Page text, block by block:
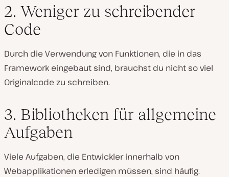
2. Weniger zu schreibender
Code
Durch die Verwendung von Funktionen, die in das
Framework eingebaut sind, brauchst du nicht so viel
Originalcode zu schreiben.
3. Bibliotheken für allgemeine
Aufgaben
Viele Aufgaben, die Entwickler innerhalb von
Webapplikationen erledigen müssen, sind häufig.